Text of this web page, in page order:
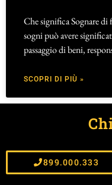
Che significa Sognare di
sogni può avere
passaggio di beni,
SCOPRI DI PIÙ »
899.000.333